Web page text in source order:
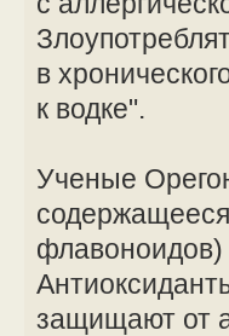
в
к водке".
Ученые
защищают от